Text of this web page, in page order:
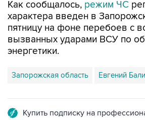
пятницу на фоне перебоев с
вызванных ударами ВСУ по
энергетики.
Запорожская область
Подписаться на рассылку